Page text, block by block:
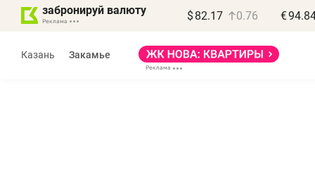
забронируй валюту $ 82.17 0.76 €
Казань Закамье